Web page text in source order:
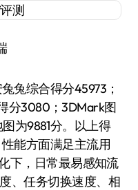
综合得分45973；
分3080；3DMark图
为9881分。以上得
能方面满足主流用
下，日常最易感知流
、任务切换速度、相